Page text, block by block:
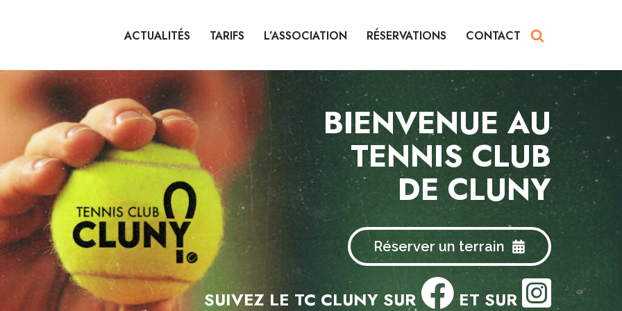
ACTUALITÉS TARIFS L’ASSOCIATION RÉSERVATIONS CONTACT
BIENVENUE AU
TENNIS CLUB
DE CLUNY
Réserver un terrain
SUIVEZ LE TC CLUNY SUR ET SUR